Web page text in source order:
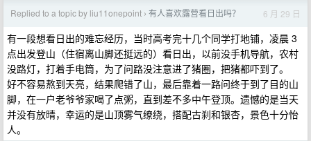
Replied to a topic by liu11onepoint › 有人喜欢露营看日出吗？ 6 月 29 日
有一段想看日出的难忘经历，当时高考完十几个同学打地铺，凌晨 3
点出发登山（住宿离山脚还挺远的）看日出，以前没手机导航，农村
没路灯，打着手电筒，为了问路没注意进了猪圈，把猪都吓到了。
好不容易熬到天亮，结果爬错了山，最后靠着一路问终于到了目的山
脚，在一户老爷爷家喝了点粥，直到差不多中午登顶。遗憾的是当天
并没有放晴，幸运的是山顶雾气缭绕，搭配古刹和银杏，景色十分怡
人。